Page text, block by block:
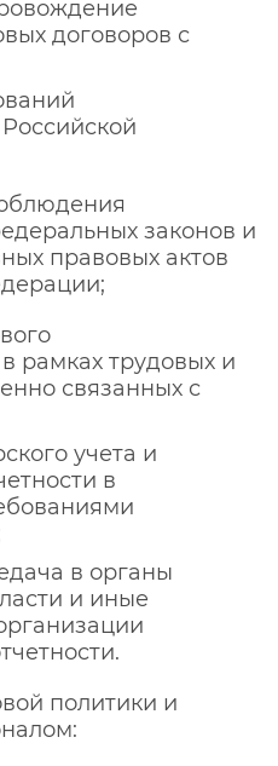
договоров с
законов и
правовых актов
рамках трудовых и
связанных с
учета и
в
в органы
и иные
политики и